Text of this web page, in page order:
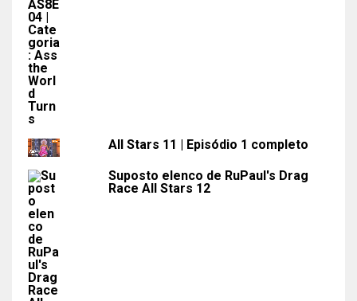
All Stars 11 | Episódio 1 completo
Suposto elenco de RuPaul's Drag
Race All Stars 12